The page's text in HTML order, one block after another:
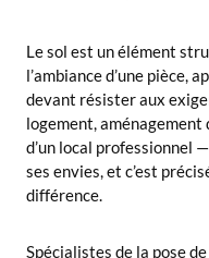
Le sol est un élément
l’ambiance d’une pièce,
devant résister aux
logement, aménagement
d’un local professionnel
ses envies, et c’est
différence.
Spécialistes de la pose